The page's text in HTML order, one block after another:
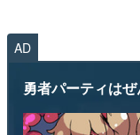
AD
勇者パーティはぜ